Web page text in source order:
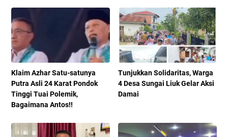
Klaim Azhar Satu-satunya
Putra Asli 24 Karat Pondok
Tinggi Tuai Polemik,
Bagaimana Antos!!
Tunjukkan Solidaritas, Warga
4 Desa Sungai Liuk Gelar Aksi
Damai